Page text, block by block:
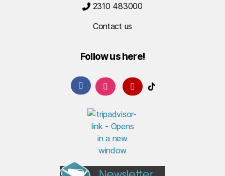
2310 483000
Contact us
Follow us here!